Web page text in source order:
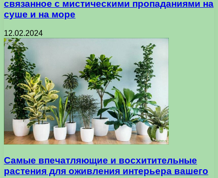
связанное с мистическими пропаданиями на
суше и на море
12.02.2024
Самые впечатляющие и восхитительные
растения для оживления интерьера вашего